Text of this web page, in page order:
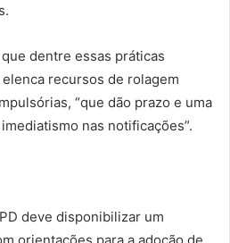
dentre essas práticas
recursos de rolagem
“que dão prazo e uma
nas notificações”.
deve disponibilizar um
orientações para a adoção de